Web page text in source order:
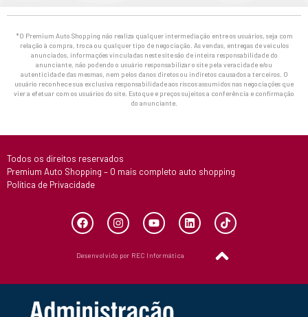
*O Premium Auto Shopping não realiza qualquer intermediação entre os usuários, seja com
relação à compra, troca ou qualquer tipo de negociação. As vendas, entregas de veículos
anunciados, informações vinculadas neste site são de inteira responsabilidade do
anunciante, não podendo o usuário responsabilizar o site pela veracidade e/ou
autenticidade das mesmas, nem pelos danos diretos ou indiretos causados a terceiros. O
usuário reconhece sua exclusiva responsabilidade aos riscos assumidos nas negociações que
vier a efetuar com os usuários do site. Estoque e preços sujeitos a conferência e confirmação
do anunciante.
Todos os direitos reservados
Premium Auto Shopping – O mais completo auto shopping
Política de Privacidade
Desenvolvido por REC Informática